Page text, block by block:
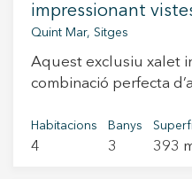
impressionant
Sitges
Quint Mar, Sitges
Aquest exclusiu xalet
combinació perfecta
construïts sobre una
m², l’habitatge es
Habitacions
4
Banys
3 393